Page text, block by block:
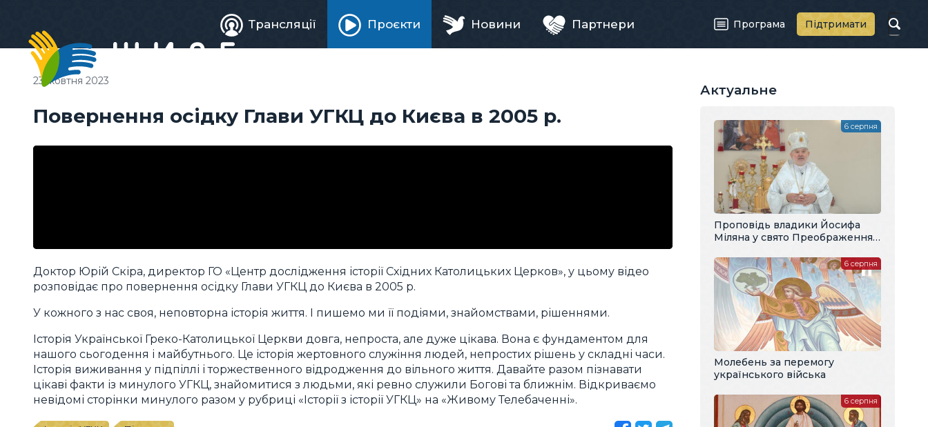
Живе
телебачення
Трансляції Проєкти Новини Партнери Програма Підтримати
Повернення осідку Глави УГКЦ до Києва в 2005 р.
23 жовтня 2023
Доктор Юрій Скіра, директор ГО «Центр дослідження історії Східних Католицьких Церков», у цьому відео
розповідає про повернення осідку Глави УГКЦ до Києва в 2005 р.
У кожного з нас своя, неповторна історія життя. І пишемо ми її подіями, знайомствами, рішеннями.
Історія Української Греко-Католицької Церкви довга, непроста, але дуже цікава. Вона є фундаментом для
нашого сьогодення і майбутнього. Це історія жертовного служіння людей, непростих рішень у складні часи.
Історія виживання у підпіллі і торжественного відродження до вільного життя. Давайте разом пізнавати
цікаві факти із минулого УГКЦ, знайомитися з людьми, які ревно служили Богові та ближнім. Відкриваємо
невідомі сторінки минулого разом у рубриці «Історії з історії УГКЦ» на «Живому Телебаченні».
Актуальне
Проповідь владики Йосифа
Міляна у свято Преображення
6 серпня
Молебень за перемогу
українського війська
6 серпня
6 серпня